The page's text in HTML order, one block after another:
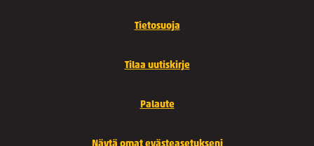
Tietosuoja
Tilaa uutiskirje
Palaute